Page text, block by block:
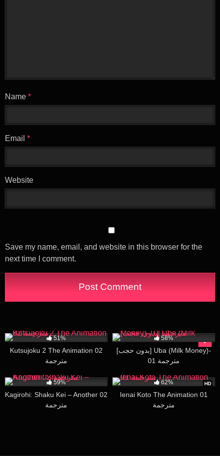
Name *
Email *
Website
Save my name, email, and website in this browser for the
next time I comment.
51%
Kutsujoku 2 The Animation 02
مترجمة
58%
[بدون حجب] Uba (Milk Money)-
01 مترجمة
59%
Kagirohi: Shaku Kei – Another 02
مترجمة
HD
62%
Ienai Koto The Animation 01
مترجمة